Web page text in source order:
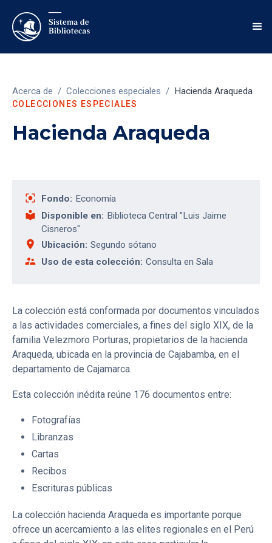
Acerca de / Colecciones especiales / Hacienda Araqueda
COLECCIONES ESPECIALES
Hacienda Araqueda
center_focus_strong Fondo: Economía
local_library Disponible en: Biblioteca Central "Luis Jaime
Cisneros"
place Ubicación: Segundo sótano
supervisor_account Uso de esta colección: Consulta en Sala
La colección está conformada por documentos vinculados
a las actividades comerciales, a fines del siglo XIX, de la
familia Velezmoro Porturas, propietarios de la hacienda
Araqueda, ubicada en la provincia de Cajabamba, en el
departamento de Cajamarca.
Esta colección inédita reúne 176 documentos entre:
Fotografías
Libranzas
Cartas
Recibos
Escrituras públicas
La colección hacienda Araqueda es importante porque
ofrece un acercamiento a las elites regionales en el Perú